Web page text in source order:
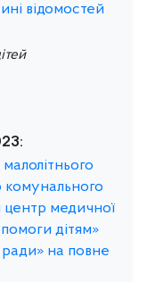
відомостей
центр медичної
дітям»
ради» на повне